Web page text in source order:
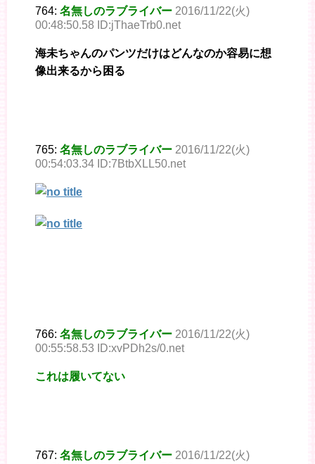
764: 名無しのラブライバー 2016/11/22(火)
00:48:50.58 ID:jThaeTrb0.net
海未ちゃんのパンツだけはどんなのか容易に想
像出来るから困る
765: 名無しのラブライバー 2016/11/22(火)
00:54:03.34 ID:7BtbXLL50.net
766: 名無しのラブライバー 2016/11/22(火)
00:55:58.53 ID:xvPDh2s/0.net
これは履いてない
767: 名無しのラブライバー 2016/11/22(火)